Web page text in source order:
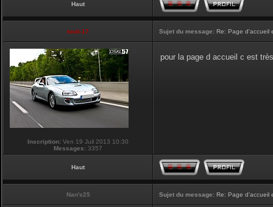
Haut
touti-17 Sujet du message: Re: Page d'accueil
Inscription: Ven 19 Juil 2013 10:30
Messages: 3357
pour la page d accueil c est
Haut
Nan's25 Sujet du message: Re: Page d'accueil